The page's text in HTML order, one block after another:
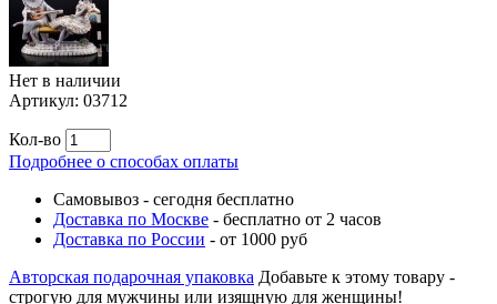
Нет в наличии
Артикул: 03712
Кол-во
Подробнее о способах оплаты
Самовывоз - сегодня бесплатно
Доставка по Москве - бесплатно от 2 часов
Доставка по России - от 1000 руб
Авторская подарочная упаковка Добавьте к этому товару -
строгую для мужчины или изящную для женщины!